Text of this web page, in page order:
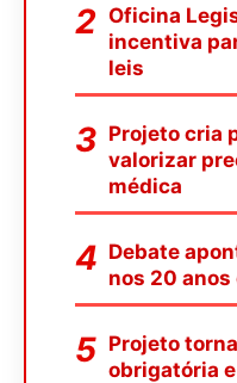
Oficina
incentiva
leis
Projeto cria
valorizar
médica
Debate
nos 20 anos
Projeto
obrigatória